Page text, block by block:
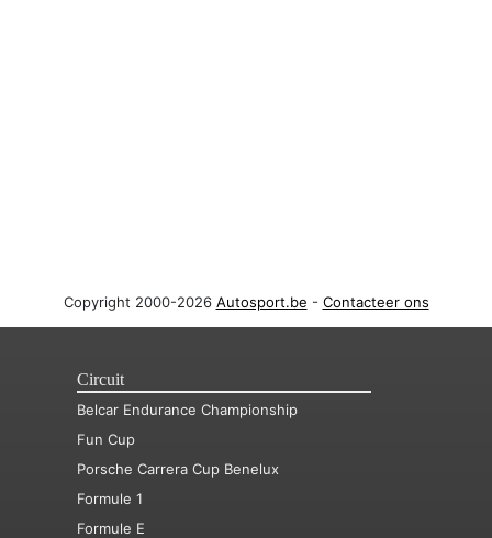
Copyright 2000-2026 Autosport.be - Contacteer ons
Circuit
Belcar Endurance Championship
Fun Cup
Porsche Carrera Cup Benelux
Formule 1
Formule E